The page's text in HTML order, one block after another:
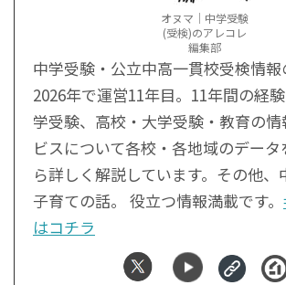
オヌマ｜中学受験
(受検)のアレコレ
編集部
中学受験・公立中高一貫校受検情報
2026年で運営11年目。11年間の経
学受験、高校・大学受験・教育の
ビスについて各校・各地域のデー
ら詳しく解説しています。その他、
子育ての話。 役立つ情報満載です。
はコチラ